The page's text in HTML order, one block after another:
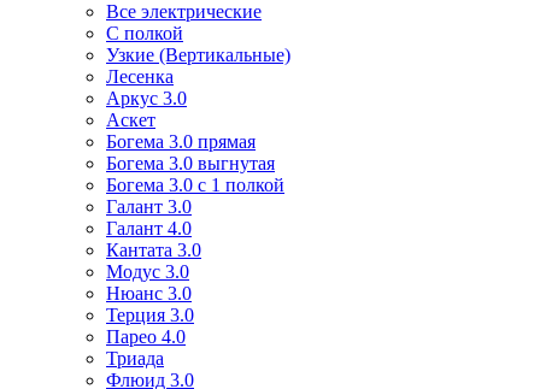
Все электрические
С полкой
Узкие (Вертикальные)
Лесенка
Аркус 3.0
Аскет
Богема 3.0 прямая
Богема 3.0 выгнутая
Богема 3.0 с 1 полкой
Галант 3.0
Галант 4.0
Кантата 3.0
Модус 3.0
Нюанс 3.0
Терция 3.0
Парео 4.0
Триада
Флюид 3.0